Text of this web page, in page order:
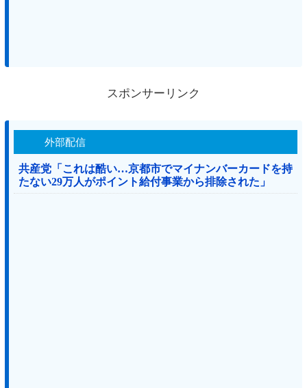
スポンサーリンク
外部配信
共産党「これは酷い…京都市でマイナンバーカードを持
たない29万人がポイント給付事業から排除された」